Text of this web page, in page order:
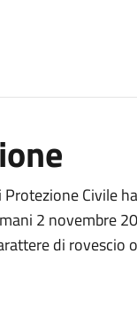
Civile
2 novembre
di rovescio